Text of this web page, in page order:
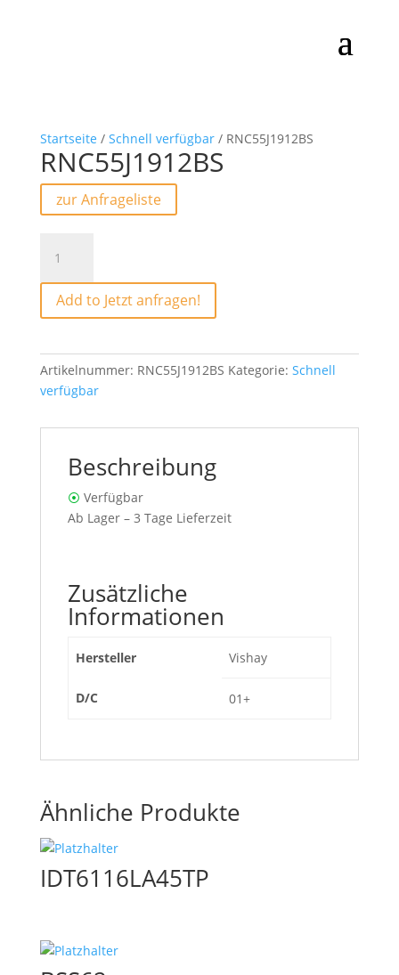
Startseite / Schnell verfügbar/ RNC55J1912BS
RNC55J1912BS
zur Anfrageliste
Menge
Add to Jetzt anfragen!
Artikelnummer: RNC55J1912BS Kategorie: Schnell
verfügbar
Beschreibung
⦿ Verfügbar
Ab Lager – 3 Tage Lieferzeit
Zusätzliche
Informationen
Hersteller Vishay
D/C 01+
Ähnliche Produkte
IDT6116LA45TP